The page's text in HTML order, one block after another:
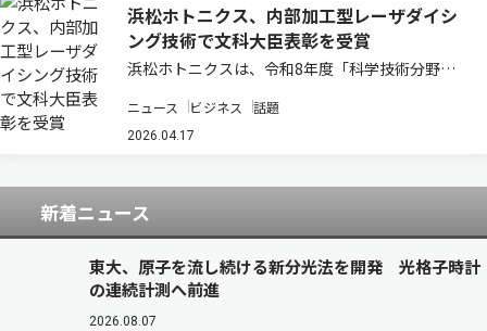
浜松ホトニクス、内部加工型レーザダイシ
ング技術で文科大臣表彰を受賞
浜松ホトニクスは、令和8年度「科学技術分野の
おいて、「内部加工型レーザダイシング技術の開
発」で受賞したと発表した（ニュースリリー
与…
ニュース ビジネス 話題
2026.04.17
新着ニュース
東大、原子を流し続ける新分光法を開発 光格子時計
の連続計測へ前進
2026.08.07